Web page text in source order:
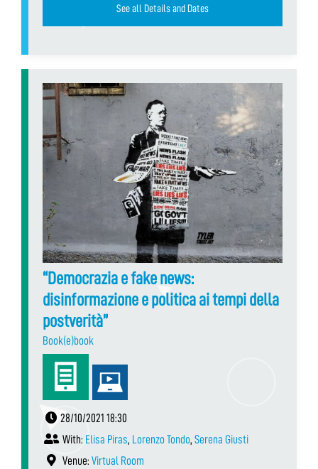
See all Details and Dates
“Democrazia e fake news:
disinformazione e politica ai tempi della
postverità”
Book(e)book
28/10/2021 18:30
With: Elisa Piras, Lorenzo Tondo, Serena Giusti
Venue: Virtual Room